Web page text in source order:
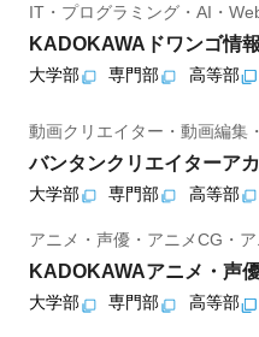
IT・プログラミング・AI・
KADOKAWAドワンゴ情
大学部 専門部 高等部
動画クリエイター・動画編集
バンタンクリエイターア
大学部 専門部 高等部
アニメ・声優・アニメCG・
KADOKAWAアニメ・声
大学部 専門部 高等部